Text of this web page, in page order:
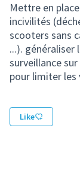
Mettre en
incivilités
scooters sans
...). généraliser
surveillance
pour limiter
Like